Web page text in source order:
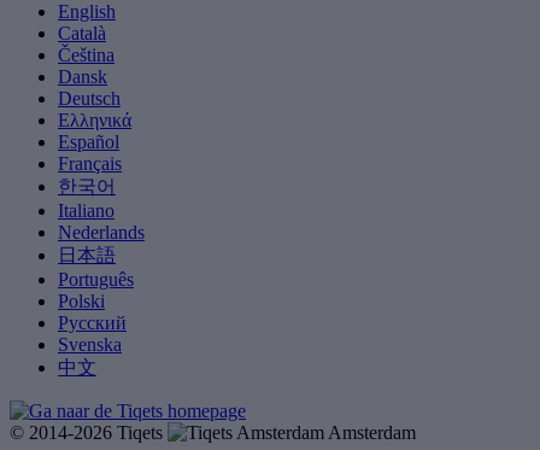
English
Català
Čeština
Dansk
Deutsch
Ελληνικά
Español
Français
한국어
Italiano
Nederlands
日本語
Português
Polski
Русский
Svenska
中文
© 2014-2026 Tiqets
Amsterdam